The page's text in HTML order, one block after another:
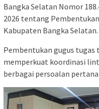
Bangka Selatan Nomor
2026 tentang
Kabupaten Bangka Selatan.
Pembentukan gugus tugas
memperkuat koordinasi
berbagai persoalan